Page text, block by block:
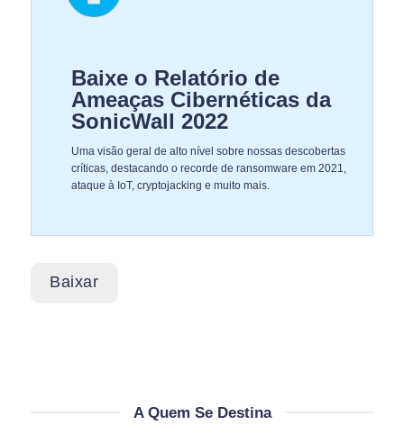
Baixe o Relatório de
Ameaças Cibernéticas da
SonicWall 2022
Uma visão geral de alto nível sobre nossas descobertas
críticas, destacando o recorde de ransomware em 2021,
ataque à IoT, cryptojacking e muito mais.
Baixar
A Quem Se Destina